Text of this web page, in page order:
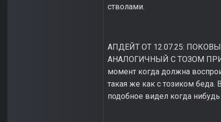
стволами.
АПДЕЙТ ОТ 12.07.25:
АНАЛОГИЧНЫЙ С ТОЗОМ ПРИ
момент когда должна
такая же как с тозиком беда.
подобное видел когда нибудь